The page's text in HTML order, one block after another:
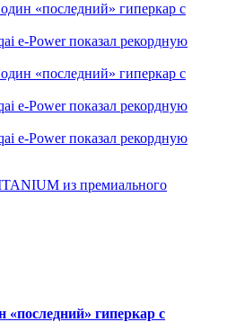
«последний» гиперкар с
e-Power показал рекордную
«последний» гиперкар с
e-Power показал рекордную
e-Power показал рекордную
из премиального
гиперкар с